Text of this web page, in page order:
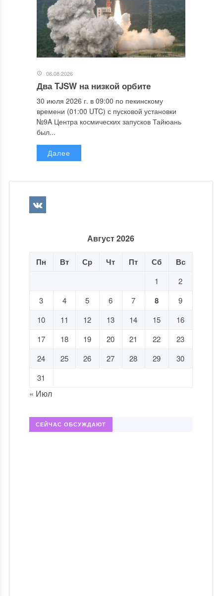
06.08.2026
Два TJSW на низкой орбите
30 июля 2026 г. в 09:00 по пекинскому
времени (01:00 UTC) с пусковой установки
№9A Центра космических запусков Тайюань
был...
Далее
Август 2026
Пн Вт Ср Чт Пт Сб Вс
1
2
3
4 5 6 7 8
9
10
11 12 13 14 15
16
17
18 19 20 21 22
23
24
25 26 27 28 29
30
31
« Июл
СЕЙЧАС ОБСУЖДАЮТ